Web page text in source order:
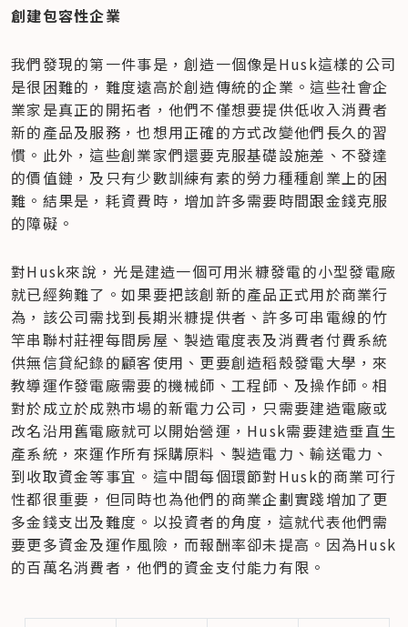
創建包容性企業
我們發現的第一件事是，創造一個像是Husk這樣的公司
是很困難的，難度遠高於創造傳統的企業。這些社會企
業家是真正的開拓者，他們不僅想要提供低收入消費者
新的產品及服務，也想用正確的方式改變他們長久的習
慣。此外，這些創業家們還要克服基礎設施差、不發達
的價值鏈，及只有少數訓練有素的勞力種種創業上的困
難。結果是，耗資費時，增加許多需要時間跟金錢克服
的障礙。
對Husk來說，光是建造一個可用米糠發電的小型發電廠
就已經夠難了。如果要把該創新的產品正式用於商業行
為，該公司需找到長期米糠提供者、許多可串電線的竹
竿串聯村莊裡每間房屋、製造電度表及消費者付費系統
供無信貸紀錄的顧客使用、更要創造稻殼發電大學，來
教導運作發電廠需要的機械師、工程師、及操作師。相
對於成立於成熟市場的新電力公司，只需要建造電廠或
改名沿用舊電廠就可以開始營運，Husk需要建造垂直生
產系統，來運作所有採購原料、製造電力、輸送電力、
到收取資金等事宜。這中間每個環節對Husk的商業可行
性都很重要，但同時也為他們的商業企劃實踐增加了更
多金錢支出及難度。以投資者的角度，這就代表他們需
要更多資金及運作風險，而報酬率卻未提高。因為Husk
的百萬名消費者，他們的資金支付能力有限。